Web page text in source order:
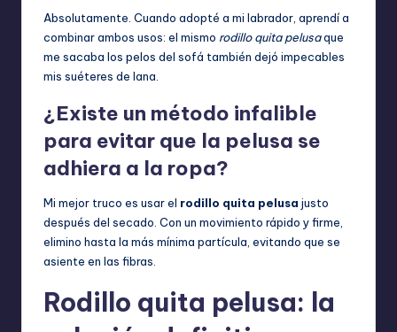
Absolutamente. Cuando adopté a mi labrador, aprendí a
combinar ambos usos: el mismo rodillo quita pelusaque
me sacaba los pelos del sofá también dejó impecables
mis suéteres de lana.
¿Existe un método infalible
para evitar que la pelusa se
adhiera a la ropa?
Mi mejor truco es usar el rodillo quita pelusa justo
después del secado. Con un movimiento rápido y firme,
elimino hasta la más mínima partícula, evitando que se
asiente en las fibras.
Rodillo quita pelusa: la